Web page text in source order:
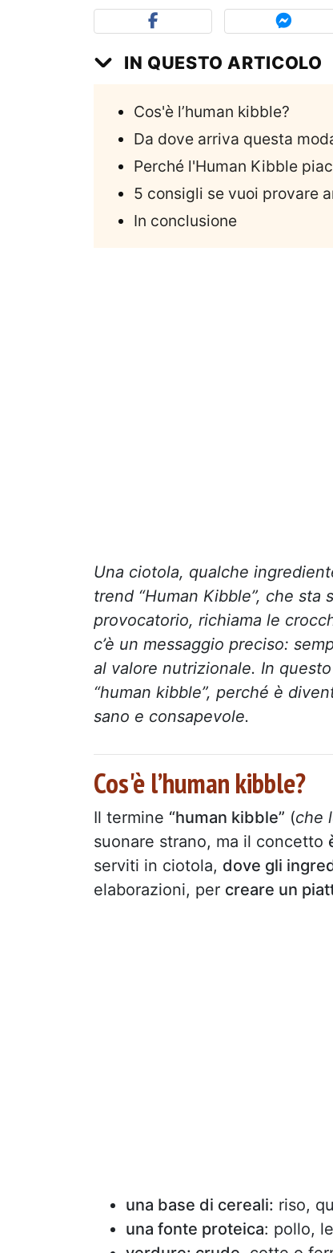
IN QUESTO ARTICOLO
Cos'è l’human kibble?
Da dove arriva questa
Perché l'Human Kibble
5 consigli se vuoi provare
In conclusione
Una ciotola, qualche
trend “Human Kibble”, che
provocatorio, richiama le
c’è un messaggio preciso:
al valore nutrizionale. In
“human kibble”, perché è
sano e consapevole.
Cos'è l’human kibble?
Il termine “human kibble” (che
suonare strano, ma il concetto
serviti in ciotola, dove gli
elaborazioni, per creare un
una base di cereali: riso,
una fonte proteica: pollo,